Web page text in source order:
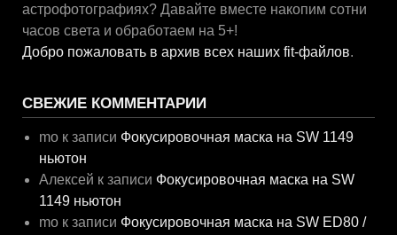
астрофотографиях? Давайте вместе накопим сотни
часов света и обработаем на 5+!
Добро пожаловать в архив всех наших fit-файлов.
СВЕЖИЕ КОММЕНТАРИИ
mo к записи Фокусировочная маска на SW 1149
ньютон
Алексей к записи Фокусировочная маска на SW
1149 ньютон
mo к записи Фокусировочная маска на SW ED80 /